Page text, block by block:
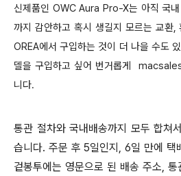
신제품인 OWC Aura Pro-X는 아직 국
까지 감안하고 혹시 생길지 모르는 교환
OREA에서 구입하는 것이 더 나을 수도
델을 구입하고 싶어 번거롭게
니다.
통관 절차와 국내배송까지 모두 합쳐
습니다. 주문 후 5일인지, 6일 만에 택
겉봉투에는 영문으로 된 배송 주소,